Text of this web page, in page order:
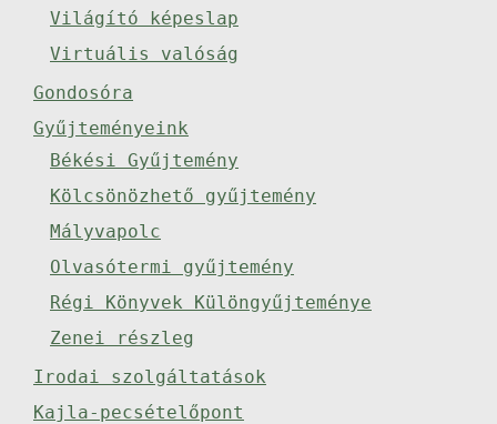
Világító képeslap
Virtuális valóság
Gondosóra
Gyűjteményeink
Békési Gyűjtemény
Kölcsönözhető gyűjtemény
Mályvapolc
Olvasótermi gyűjtemény
Régi Könyvek Különgyűjteménye
Zenei részleg
Irodai szolgáltatások
Kajla-pecsételőpont